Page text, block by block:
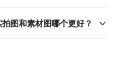
突的关键是控制色彩数量
晰+间距合理”的原则。首
（建议36-48pt）突出核心
图和素材图哪个更好？
场景和品牌调性。实拍图